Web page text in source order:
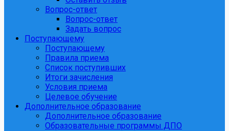
Вопрос-ответ
Вопрос-ответ
Задать вопрос
Поступающему
Поступающему
Правила приема
Список поступивших
Итоги зачисления
Условия приема
Целевое обучение
Дополнительное образование
Дополнительное образование
Образовательные программы ДПО